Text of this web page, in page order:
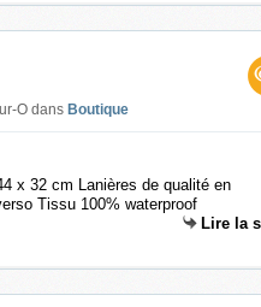
O dans Boutique
x 32 cm Lanières de qualité en
Tissu 100% waterproof
Lire la